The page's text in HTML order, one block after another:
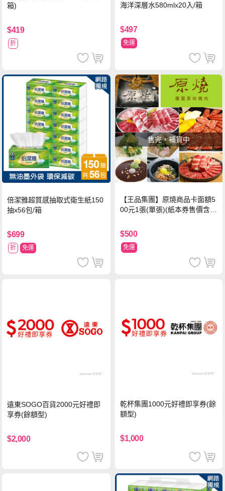
箱)
$419
折
海洋深層水580mlx20入/箱
$497
免運
倍潔雅超質感抽取式衛生紙150
抽x56包/箱
$699
折 免運
售完，補貨中
【王品集團】原燒商品卡面額5
00元1張(單張)(紙本券售價含平
$500
免運
遠東SOGO百貨2000元好禮即
享券(餘額型)
$2,000
乾杯集團1000元好禮即享券(餘
額型)
$1,000